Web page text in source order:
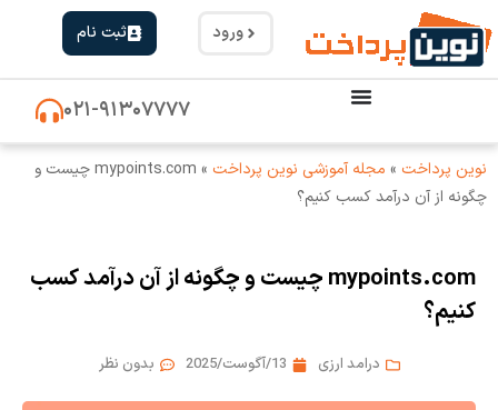
ورود ثبت نام
۰۲۱-۹۱۳۰۷۷۷۷
نوین پرداخت » مجله آموزشی نوین پرداخت »
mypoints.com چیست و
چگونه از آن درآمد کسب کنیم؟
mypoints.com چیست و چگونه از آن درآمد کسب
کنیم؟
درامد ارزی 13/آگوست/2025 بدون نظر